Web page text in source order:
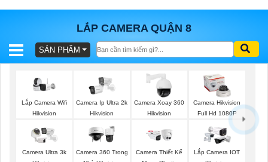
LẮP CAMERA QUẬN 8
BÁO
TRỌN
GÓI
SẢN
SẢN PHẨM
Lắp Camera Wifi
Hikvision
Camera Ip Ultra 2k
Hikvision
Camera Xoay 360
Hikvision
Camera Hikvision
Full Hd 1080P
Camera Ultra 3k
Camera 360 Trong
Camera Thiết Kế
Lắp Camera IOT